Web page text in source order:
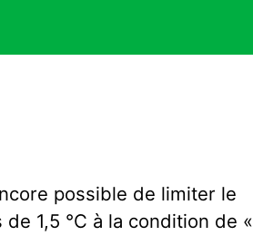
possible de limiter le
1,5 °C à la condition de «